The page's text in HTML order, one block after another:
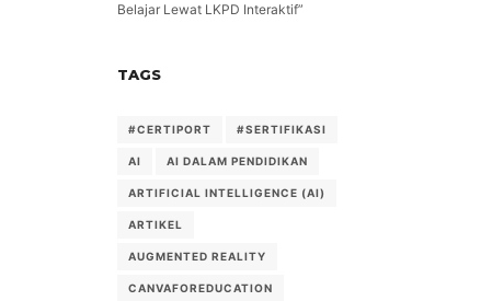
Belajar Lewat LKPD Interaktif”
TAGS
#CERTIPORT #SERTIFIKASI
AI AI DALAM PENDIDIKAN
ARTIFICIAL INTELLIGENCE (AI)
ARTIKEL
AUGMENTED REALITY
CANVAFOREDUCATION